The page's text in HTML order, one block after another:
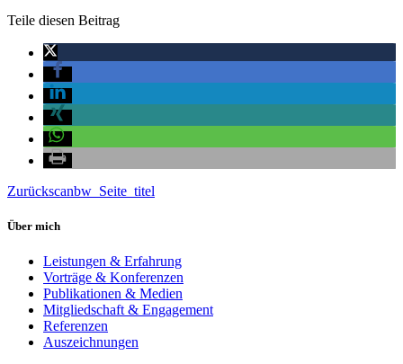
Teile diesen Beitrag
Zurückscanbw_Seite_titel
Über mich
Leistungen & Erfahrung
Vorträge & Konferenzen
Publikationen & Medien
Mitgliedschaft & Engagement
Referenzen
Auszeichnungen